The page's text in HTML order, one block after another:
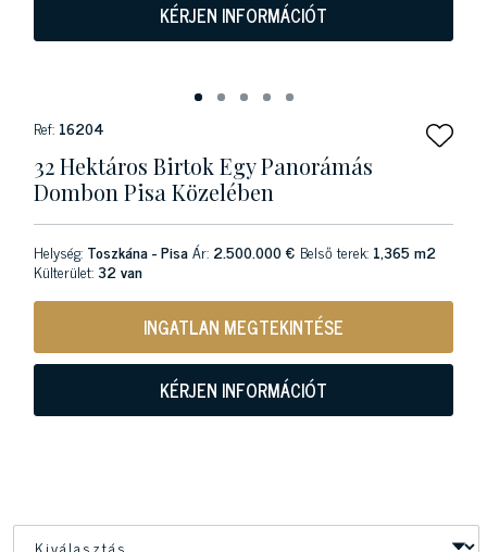
KÉRJEN INFORMÁCIÓT
Ref: 16204
32 Hektáros Birtok Egy Panorámás
Dombon Pisa Közelében
Helység: Toszkána - PisaÁr: 2.500.000 € Belső terek: 1,365 m2
Külterület:32 van
INGATLAN MEGTEKINTÉSE
KÉRJEN INFORMÁCIÓT